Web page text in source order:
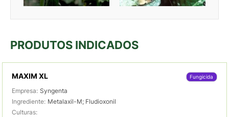
PRODUTOS INDICADOS
MAXIM XL Fungicida
Empresa: Syngenta
Ingrediente: Metalaxil-M; Fludioxonil
Culturas: